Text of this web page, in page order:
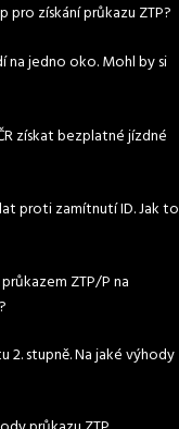
pro získání průkazu ZTP?
na jedno oko. Mohl by si
získat bezplatné jízdné
proti zamítnutí ID. Jak to
ZTP/P na
2. stupně. Na jaké výhody